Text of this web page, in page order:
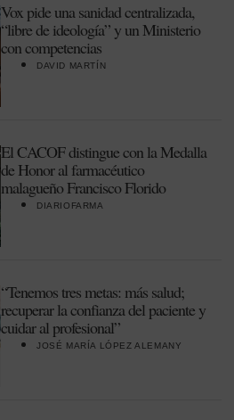
Vox pide una sanidad centralizada,
“libre de ideología” y un Ministerio
con competencias
DAVID MARTÍN
El CACOF distingue con la Medalla
de Honor al farmacéutico
malagueño Francisco Florido
DIARIOFARMA
“Tenemos tres metas: más salud;
recuperar la confianza del paciente y
cuidar al profesional”
JOSÉ MARÍA LÓPEZ ALEMANY